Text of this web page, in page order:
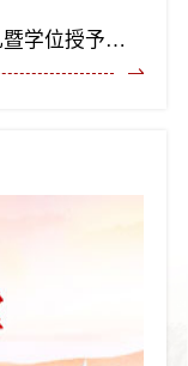
齐鲁师范学院2026届学生毕业典礼暨学位授予仪式隆重举行